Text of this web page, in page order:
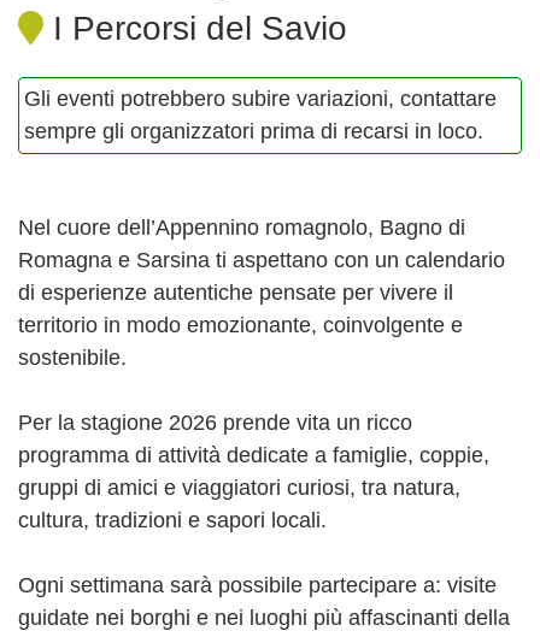
I Percorsi del Savio
Gli eventi potrebbero subire variazioni, contattare
sempre gli organizzatori prima di recarsi in loco.
Nel cuore dell’Appennino romagnolo, Bagno di
Romagna e Sarsina ti aspettano con un calendario
di esperienze autentiche pensate per vivere il
territorio in modo emozionante, coinvolgente e
sostenibile.
Per la stagione 2026 prende vita un ricco
programma di attività dedicate a famiglie, coppie,
gruppi di amici e viaggiatori curiosi, tra natura,
cultura, tradizioni e sapori locali.
Ogni settimana sarà possibile partecipare a: visite
guidate nei borghi e nei luoghi più affascinanti della